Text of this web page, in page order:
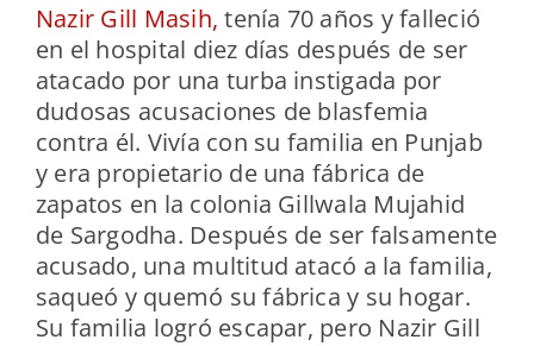
Nazir Gill Masih, tenía 70 años y falleció
en el hospital diez días después de ser
atacado por una turba instigada por
dudosas acusaciones de blasfemia
contra él. Vivía con su familia en Punjab
y era propietario de una fábrica de
zapatos en la colonia Gillwala Mujahid
de Sargodha. Después de ser falsamente
acusado, una multitud atacó a la familia,
saqueó y quemó su fábrica y su hogar.
Su familia logró escapar, pero Nazir Gill